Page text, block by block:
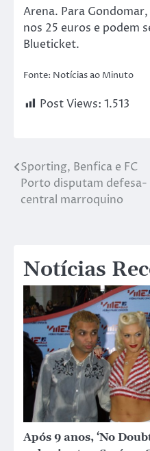
Arena. Para
nos 25 euros e podem
Blueticket.
Fonte: Notícias ao Minuto
Post Views: 1.513
Sporting, Benfica e FC
Porto disputam defesa-
central marroquino
Notícias
Após 9 anos, ‘No